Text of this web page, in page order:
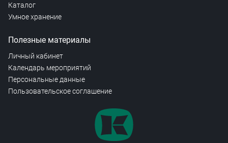
Каталог
Умное хранение
Полезные материалы
Личный кабинет
Календарь мероприятий
Персональные данные
Пользовательское соглашение